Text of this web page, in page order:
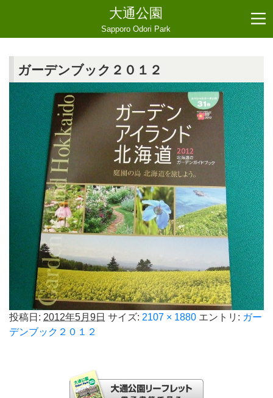
大通公園
Sapporo Odori Park
ガーデンブック２０１２
投稿日: 2012年5月9日 サイズ: 2107 × 1880 エントリ: ガー
デンブック２０１２